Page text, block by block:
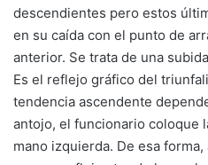
descendientes pero estos
en su caída con el punto de
anterior. Se trata de una
Es el reflejo gráfico del
tendencia ascendente
antojo, el funcionario coloque
mano izquierda. De esa